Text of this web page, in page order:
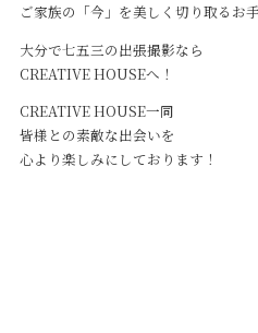
ご家族の「今」を美しく切り取るお
大分で七五三の出張撮影なら
CREATIVE HOUSEへ！
CREATIVE HOUSE一同
皆様との素敵な出会いを
心より楽しみにしております！